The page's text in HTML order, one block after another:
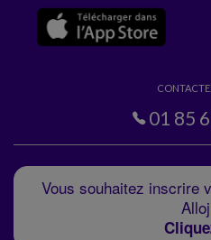
01 85
Vous souhaitez inscrire